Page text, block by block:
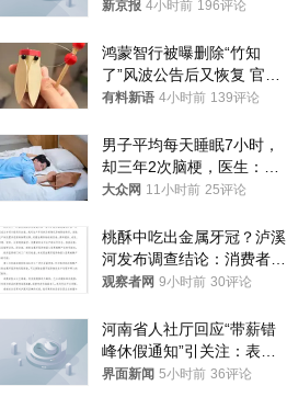
犯罪行为
新京报 4小时前 196评论
鸿蒙智行被曝删除“竹知
了”风波公告后又恢复 官媒
曾力挺：劝华为要大度的，
有料新语 4小时前 139评论
男子平均每天睡眠7小时，
却三年2次脑梗，医生：这
样睡觉更伤身
大众网 11小时前 25评论
桃酥中吃出金属牙冠？泸溪
河发布调查结论：消费者已
澄清，所发视频情况不属实
观察者网 9小时前 30评论
河南省人社厅回应“带薪错
峰休假通知”引关注：表述
不够准确，待修改后印发
界面新闻 5小时前 36评论